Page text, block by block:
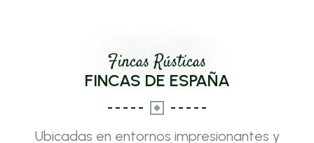
Fincas Rústicas
FINCAS DE ESPAÑA
Ubicadas en entornos impresionantes y